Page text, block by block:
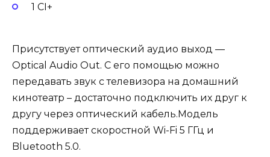
1 CI+
Присутствует оптический аудио выход —
Optical Audio Out. С его помощью можно
передавать звук с телевизора на домашний
кинотеатр – достаточно подключить их друг к
другу через оптический кабель.Модель
поддерживает скоростной Wi-Fi 5 ГГц и
Bluetooth 5.0.